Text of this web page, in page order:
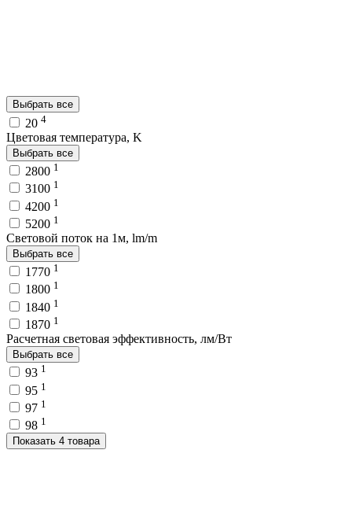
Выбрать все
20 4
Цветовая температура, K
Выбрать все
2800 1
3100 1
4200 1
5200 1
Световой поток на 1м, lm/m
Выбрать все
1770 1
1800 1
1840 1
1870 1
Расчетная световая эффективность, лм/Вт
Выбрать все
93 1
95 1
97 1
98 1
Показать 4 товара